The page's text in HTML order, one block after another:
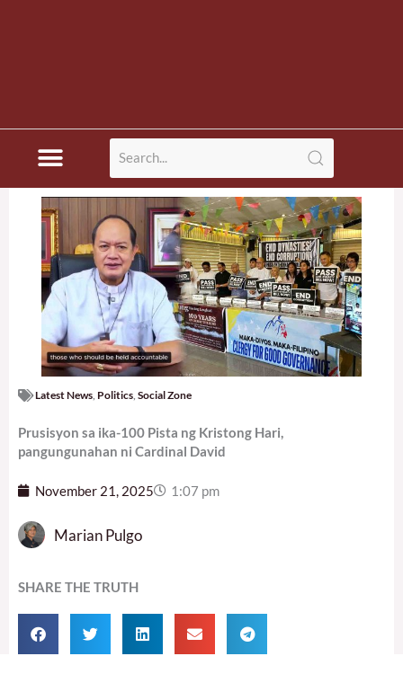
Latest News Politics Social Zone
Prusisyon sa ika-100 Pista ng Kristong Hari,
pangungunahan ni Cardinal David
November 21, 2025 1:07 pm
Marian Pulgo
SHARE THE TRUTH